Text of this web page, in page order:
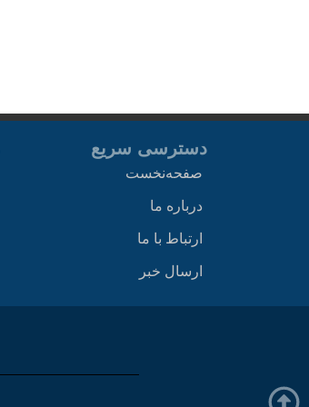
دسترسی سریع
صفحه‌نخست
درباره ما
ارتباط با ما
ارسال خبر